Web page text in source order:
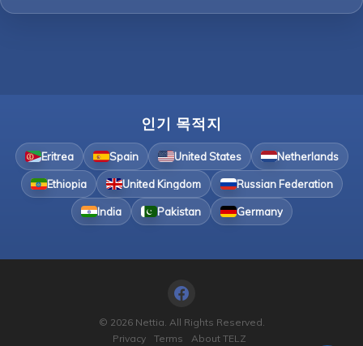
인기 목적지
Eritrea Spain United States Netherlands
Ethiopia United Kingdom Russian Federation
India Pakistan Germany
© 2026 Nettia. All Rights Reserved.
Privacy
Terms About TELZ